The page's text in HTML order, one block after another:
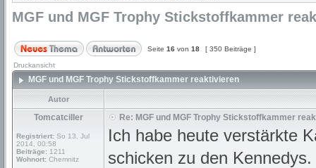
MGF und MGF Trophy Stickstoffkammer
Seite 16 von 18 [ 350 Beiträge ]
Druckansicht
MGF und MGF Trophy Stickstoffkammer reaktivieren
Autor
Tomcatciller
Registriert: So 13. Jul
2014, 00:58
Beiträge: 1211
Wohnort: Chemnitz
Re: MGF und MGF Trophy Stickstoffkammer
Ich habe heute verstärkte
schicken zu den